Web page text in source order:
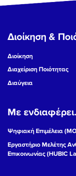
Διοίκηση &
Διοίκηση
Διαχείριση Ποιότητας
Διαύγεια
Με
Ψηφιακή Επιμέλεια
Εργαστήριο Μελέτης
Επικοινωνίας (HUBIC